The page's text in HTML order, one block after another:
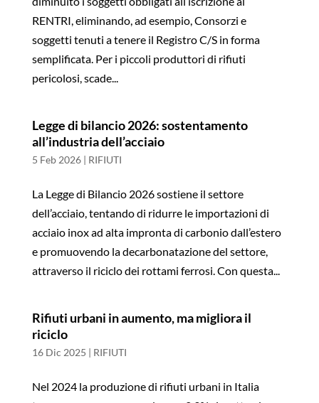
RENTRI, eliminando, ad esempio, Consorzi e
soggetti tenuti a tenere il Registro C/S in forma
semplificata. Per i piccoli produttori di rifiuti
pericolosi, scade...
Legge di bilancio 2026: sostentamento
all’industria dell’acciaio
5 Feb 2026| RIFIUTI
La Legge di Bilancio 2026 sostiene il settore
dell’acciaio, tentando di ridurre le importazioni di
acciaio inox ad alta impronta di carbonio dall’estero
e promuovendo la decarbonatazione del settore,
attraverso il riciclo dei rottami ferrosi. Con questa...
Rifiuti urbani in aumento, ma migliora il
riciclo
16 Dic 2025 | RIFIUTI
Nel 2024 la produzione di rifiuti urbani in Italia